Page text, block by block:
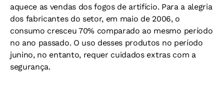
aquece as vendas dos fogos de artifício. Para a alegria
dos fabricantes do setor, em maio de 2006, o
consumo cresceu 70% comparado ao mesmo período
no ano passado. O uso desses produtos no período
junino, no entanto, requer cuidados extras com a
segurança.